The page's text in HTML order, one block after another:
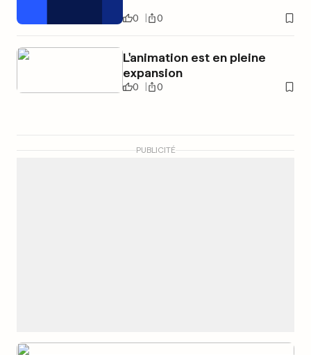
0 0
L'animation est en pleine
expansion
0 0
PUBLICITÉ